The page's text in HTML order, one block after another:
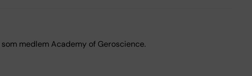
medlem Academy of Geroscience.